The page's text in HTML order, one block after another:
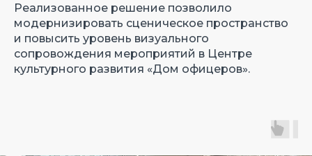
Реализованное решение позволило
модернизировать сценическое пространство
и повысить уровень визуального
сопровождения мероприятий в Центре
культурного развития «Дом офицеров».